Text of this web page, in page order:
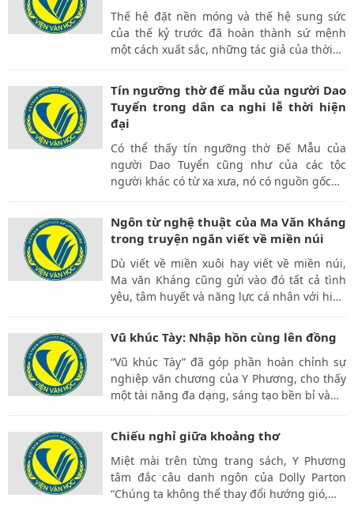
Thế hệ đặt nền móng và thế hệ sung sức
của thế kỷ trước đã hoàn thành sứ mệnh
một cách xuất sắc, những tác giả của thời…
Tín ngưỡng thờ đế mẫu của người Dao
Tuyển trong dân ca nghi lễ thời hiện
đại
Có thể thấy tín ngưỡng thờ Đế Mẫu của
người Dao Tuyển cũng như của các tộc
người khác có từ xa xưa, nó có nguồn gốc…
Ngôn từ nghệ thuật của Ma Văn Kháng
trong truyện ngắn viết về miền núi
Dù viết về miền xuôi hay viết về miền núi,
Ma văn Kháng cũng gửi vào đó tất cả tình
yêu, tâm huyết và năng lực cá nhân với hi…
Vũ khúc Tày: Nhập hồn cùng lên đồng
“Vũ khúc Tày” đã góp phần hoàn chỉnh sự
nghiệp văn chương của Y Phương, cho thấy
một tài năng đa dạng, sáng tạo bền bỉ và…
Chiếu nghỉ giữa khoảng thơ
Miệt mài trên từng trang sách, Y Phương
tâm đắc câu danh ngôn của Dolly Parton
“Chúng ta không thể thay đổi hướng gió,…